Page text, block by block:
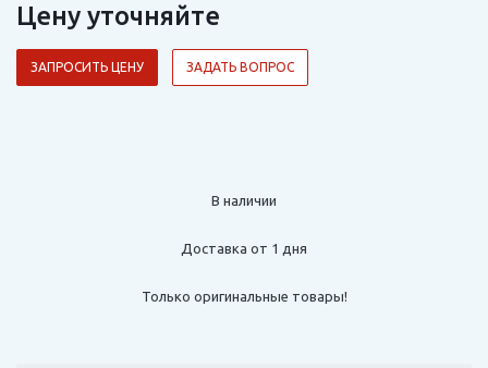
Цену уточняйте
ЗАПРОСИТЬ ЦЕНУ ЗАДАТЬ ВОПРОС
В наличии
Доставка от 1 дня
Только оригинальные товары!